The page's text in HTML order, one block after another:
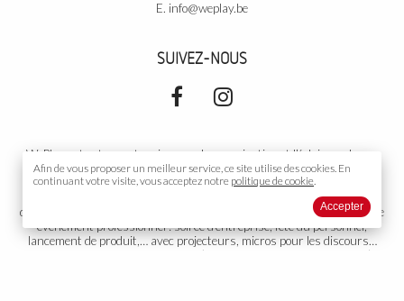
E. info@weplay.be
SUIVEZ-NOUS
WePlay est votre partenaire pour la sonorisation et l’éclairage de vos
événements. Pour vosévénements privés: soirée de rallye, cours de
danse, votre mariage, un cocktail, un gala, un anniversaire, une
conférence, une exposition,… avec DJ, podiums, piste de danse,
décoration… Dans une salle, sous tente, ou partout ailleurs. Pour votre
événement professionnel: soirée d’entreprise, fête du personnel,
lancement de produit,… avec projecteurs, micros pour les discours…
: concert (musicien, orchestre, chanteur…),
Afin de vous proposer un meilleur service, ce site utilise descookies. En
continuant votre visite, vous acceptez notre politique de cookie.
Accepter